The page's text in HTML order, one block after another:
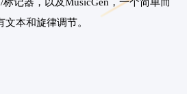
本和旋律调节。